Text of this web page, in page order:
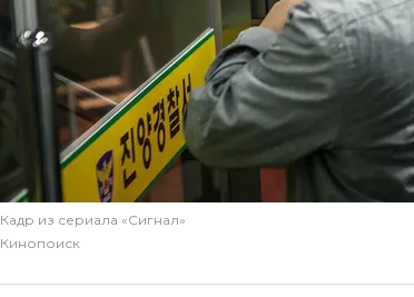
Кадр из сериала «Сигнал»
Кинопоиск